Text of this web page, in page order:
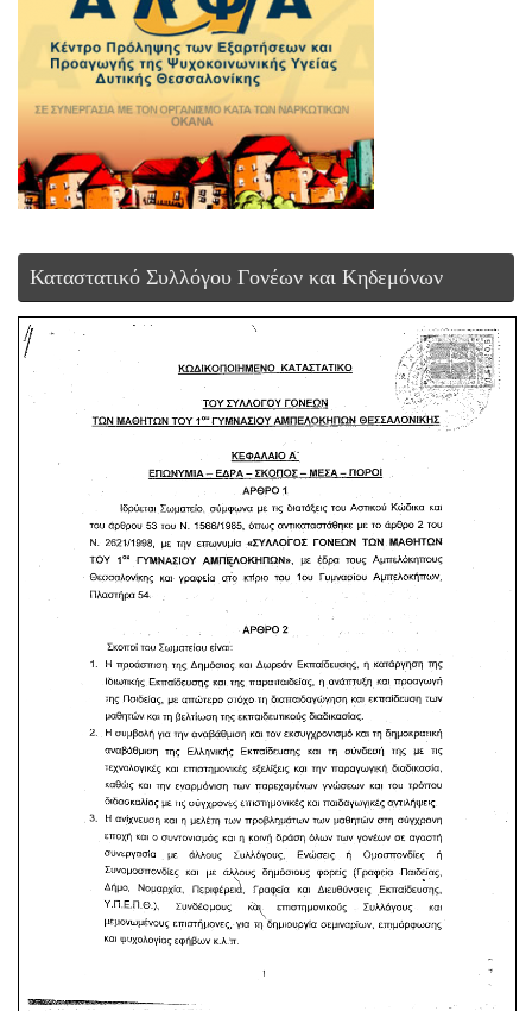
Καταστατικό Συλλόγου Γονέων και Κηδεμόνων